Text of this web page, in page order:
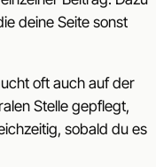
deine Seite sonst
oft auch auf der
Stelle gepflegt,
sobald du es